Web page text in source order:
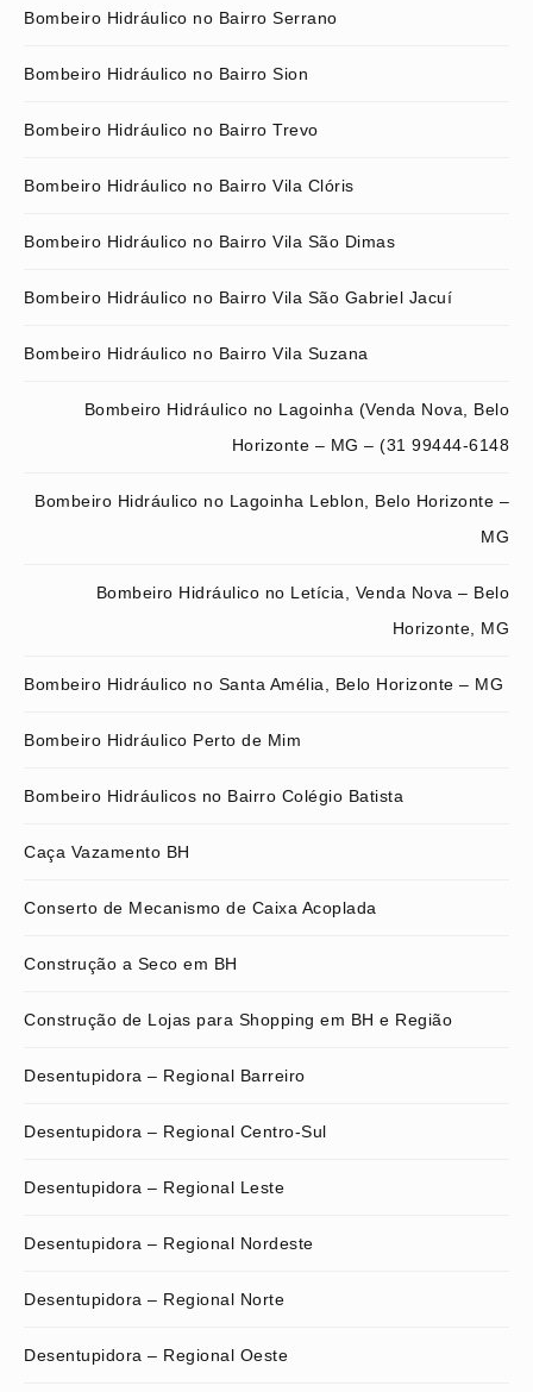
Bombeiro Hidráulico no Bairro Serrano
Bombeiro Hidráulico no Bairro Sion
Bombeiro Hidráulico no Bairro Trevo
Bombeiro Hidráulico no Bairro Vila Clóris
Bombeiro Hidráulico no Bairro Vila São Dimas
Bombeiro Hidráulico no Bairro Vila São Gabriel Jacuí
Bombeiro Hidráulico no Bairro Vila Suzana
Bombeiro Hidráulico no Lagoinha (Venda Nova, Belo
Horizonte – MG – (31 99444-6148
Bombeiro Hidráulico no Lagoinha Leblon, Belo Horizonte –
MG
Bombeiro Hidráulico no Letícia, Venda Nova – Belo
Horizonte, MG
Bombeiro Hidráulico no Santa Amélia, Belo Horizonte – MG
Bombeiro Hidráulico Perto de Mim
Bombeiro Hidráulicos no Bairro Colégio Batista
Caça Vazamento BH
Conserto de Mecanismo de Caixa Acoplada
Construção a Seco em BH
Construção de Lojas para Shopping em BH e Região
Desentupidora – Regional Barreiro
Desentupidora – Regional Centro-Sul
Desentupidora – Regional Leste
Desentupidora – Regional Nordeste
Desentupidora – Regional Norte
Desentupidora – Regional Oeste